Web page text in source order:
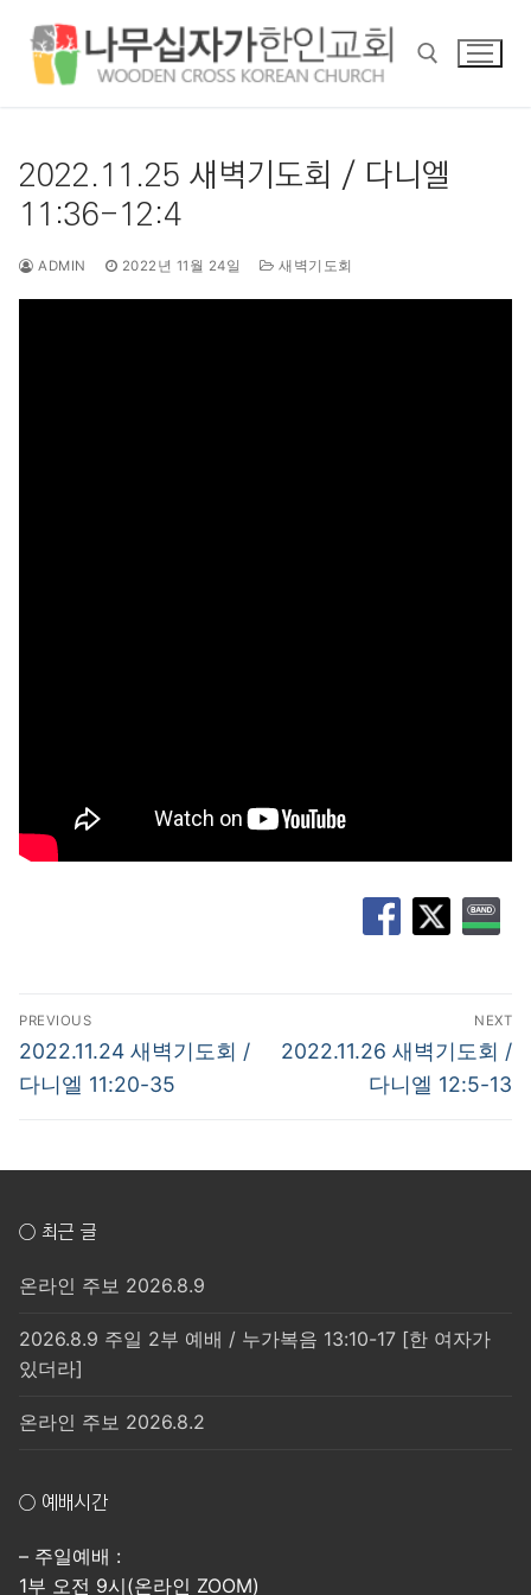
2022.11.25 새벽기도회 / 다니엘
11:36-12:4
ADMIN 2022년 11월 24일 새벽기도회
글
탐
색
PREVIOUS
Previous
post:
2022.11.24 새벽기도회 /
다니엘 11:20-35
NEXT
Next
2022.11.26 새벽기도회 /
다니엘 12:5-13
○ 최근 글
온라인 주보 2026.8.9
2026.8.9 주일 2부 예배 / 누가복음 13:10-17 [한 여자가
있더라]
온라인 주보 2026.8.2
○ 예배시간
– 주일예배 :
1부 오전 9시(온라인 ZOOM)